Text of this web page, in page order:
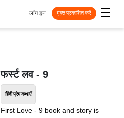
☰
लॉग इन मुक्त प्रकाशित करें
फर्स्ट लव - 9
हिंदी प्रेम कथाएँ
First Love - 9 book and story is